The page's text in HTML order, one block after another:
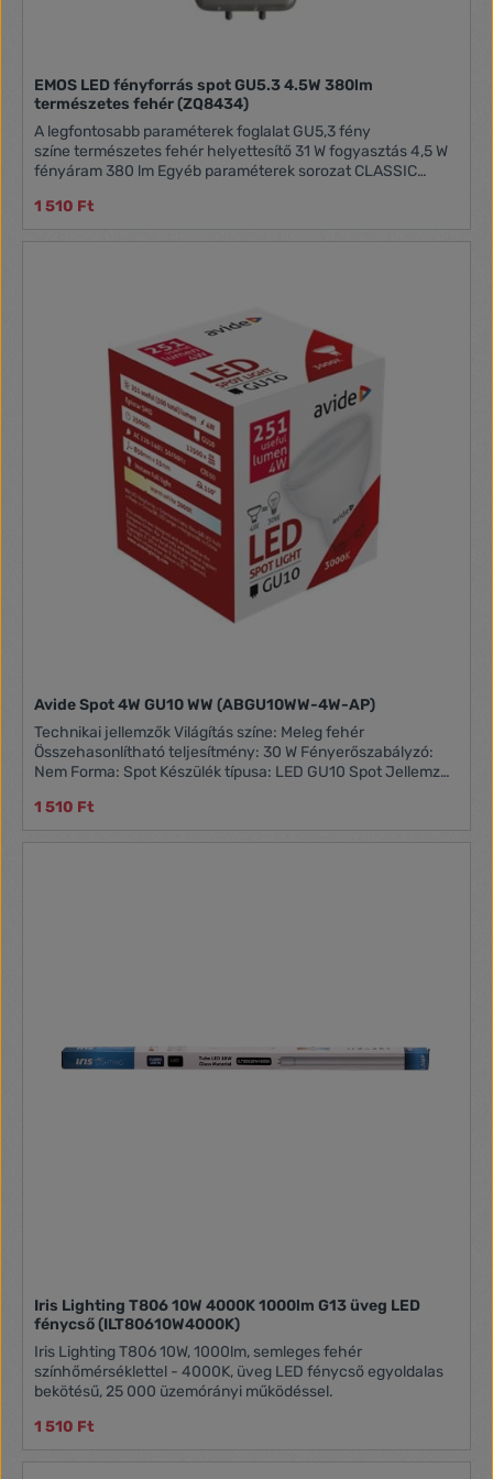
EMOS LED fényforrás spot GU5.3 4.5W 380lm
természetes fehér (ZQ8434)
A legfontosabb paraméterek foglalat GU5,3 fény
színe természetes fehér helyettesítő 31 W fogyasztás 4,5 W
fényáram 380 lm Egyéb paraméterek sorozat CLASSIC
sugárzási szög 100° színvisszaadási index (CRI) Ra >80
energiaosztály (2021.9.1 -től) F élettartam 30 000 óra
1 510 Ft
Avide Spot 4W GU10 WW (ABGU10WW-4W-AP)
Technikai jellemzők Világítás színe: Meleg fehér
Összehasonlítható teljesítmény: 30 W Fényerőszabályzó:
Nem Forma: Spot Készülék típusa: LED GU10 Spot Jellemzők
Színhőmérséklet: 3000 K Átmérő: 50 mm Anyaga:
Alumínium és műanyag Magasság: 53 mm Szín: Fehér
1 510 Ft
Iris Lighting T806 10W 4000K 1000lm G13 üveg LED
fénycső (ILT80610W4000K)
Iris Lighting T806 10W, 1000lm, semleges fehér
színhőmérséklettel - 4000K, üveg LED fénycső egyoldalas
bekötésű, 25 000 üzemórányi működéssel.
1 510 Ft